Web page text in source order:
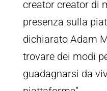
creator creator di
presenza sulla
dichiarato Adam
trovare dei modi
guadagnarsi da